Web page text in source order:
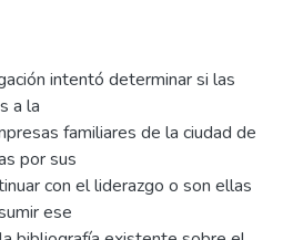
intentó determinar si las
a la
familiares de la ciudad de
por sus
con el liderazgo o son ellas
ese